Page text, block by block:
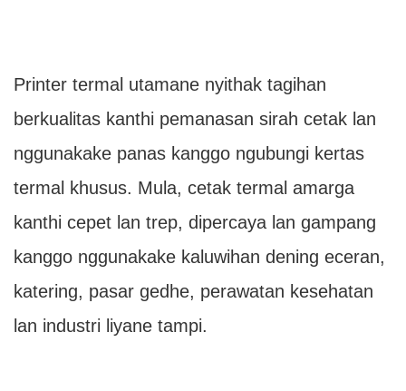
Printer termal utamane nyithak tagihan
berkualitas kanthi pemanasan sirah cetak lan
nggunakake panas kanggo ngubungi kertas
termal khusus. Mula, cetak termal amarga
kanthi cepet lan trep, dipercaya lan gampang
kanggo nggunakake kaluwihan dening eceran,
katering, pasar gedhe, perawatan kesehatan
lan industri liyane tampi.